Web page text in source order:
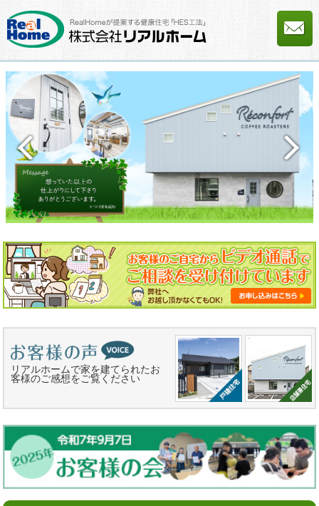
リアルホームで家を建てられたお
客様のご感想をご覧ください